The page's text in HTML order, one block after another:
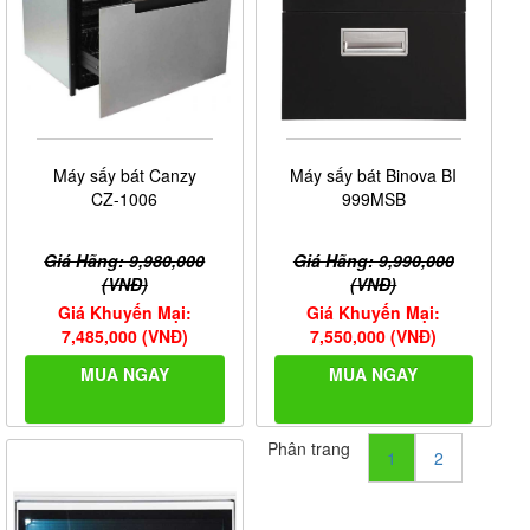
Máy sấy bát Canzy
CZ-1006
Giá Hãng: 9,980,000
(VNĐ)
Giá Khuyến Mại:
7,485,000 (VNĐ)
MUA NGAY
Máy sấy bát Binova BI
999MSB
Giá Hãng: 9,990,000
(VNĐ)
Giá Khuyến Mại:
7,550,000 (VNĐ)
MUA NGAY
Phân trang 1 2